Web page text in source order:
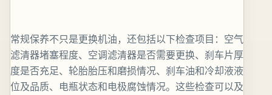
常规保养不只是更换机油，还包括以下检查项目：空气
滤清器堵塞程度、空调滤清器是否需要更换、刹车片厚
度是否充足、轮胎胎压和磨损情况、刹车油和冷却液液
位及品质、电瓶状态和电极腐蚀情况。这些检查可以及